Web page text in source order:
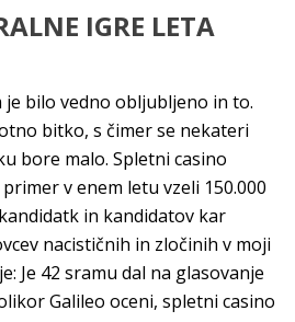
IGRE LETA
je bilo vedno obljubljeno in to.
bitko, s čimer se nekateri
bore malo. Spletni casino
v enem letu vzeli 150.000
in kandidatov kar
nacističnih in zločinih v moji
Je 42 sramu dal na glasovanje
Galileo oceni, spletni casino